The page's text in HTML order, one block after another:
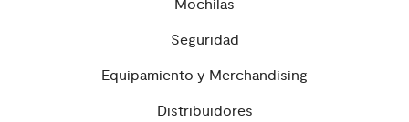
Mochilas
Seguridad
Equipamiento y Merchandising
Distribuidores